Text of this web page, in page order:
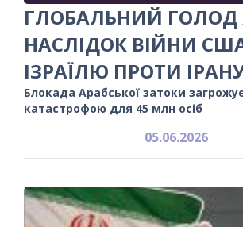
ГЛОБАЛЬНИЙ ГОЛОД
НАСЛІДОК ВІЙНИ
ІЗРАЇЛЮ ПРОТИ
Блокада Арабської затоки
катастрофою для 45 млн осіб
05.06.2026